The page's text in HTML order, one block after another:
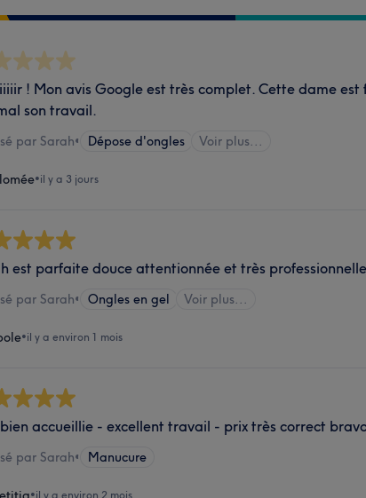
! Mon avis Google est très complet. Cette dame
son travail.
par Sarah• Dépose d'ongles Voir plus...
•il y a 3 jours
est parfaite douce attentionnée et très professionnelle
par Sarah• Ongles en gel Voir plus...
•il y a environ 1 mois
bien accueillie - excellent travail - prix très correct
par Sarah• Manucure
•il y a environ 2 mois